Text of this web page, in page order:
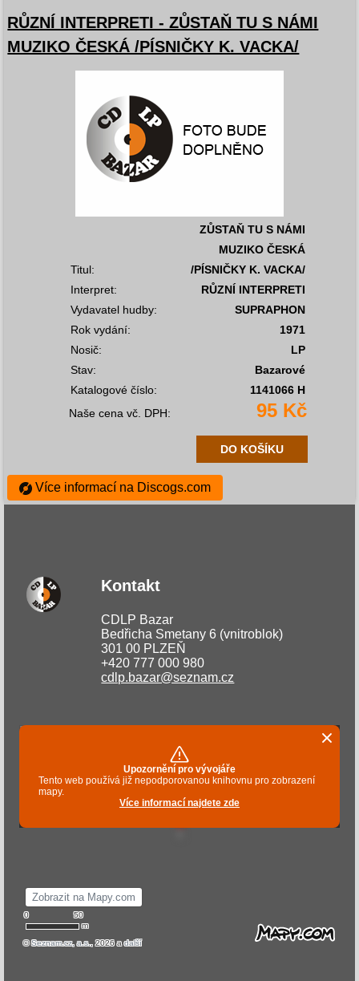
RŮZNÍ INTERPRETI - ZŮSTAŇ TU S NÁMI
MUZIKO ČESKÁ /PÍSNIČKY K. VACKA/
Titul:
ZŮSTAŇ TU S NÁMI
MUZIKO ČESKÁ
/PÍSNIČKY K. VACKA/
Interpret:
RŮZNÍ INTERPRETI
Vydavatel hudby:
SUPRAPHON
Rok vydání:
1971
Nosič:
LP
Stav:
Bazarové
Katalogové číslo:
1141066 H
Naše cena vč. DPH:
95 Kč
DO KOŠÍKU
Více informací na Discogs.com
Kontakt
CDLP Bazar
Bedřicha Smetany 6 (vnitroblok)
301 00 PLZEŇ
+420 777 000 980
cdlp.bazar@seznam.cz